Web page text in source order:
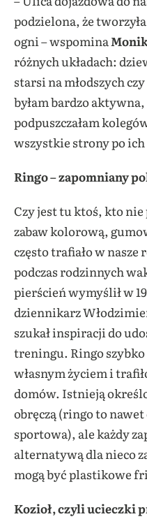
podzielona, że
ogni – wspomina
różnych układach:
starsi na młodszych
byłam bardzo
podpuszczałam
wszystkie strony po
Ringo – zapomniany
Czy jest tu ktoś, kto
zabaw kolorową,
często trafiało w nasze
podczas rodzinnych
pierścień wymyślił w
dziennikarz
szukał inspiracji do
treningu. Ringo szybko
własnym życiem i
domów. Istnieją
obręczą (ringo to
sportowa), ale każdy
alternatywą dla nieco
mogą być plastikowe
Kozioł, czyli ucieczki